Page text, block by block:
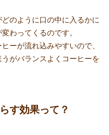
のように口の中に入るかに
わってくるのです。
ーが流れ込みやすいので、
がバランスよくコーヒーを
す効果って？